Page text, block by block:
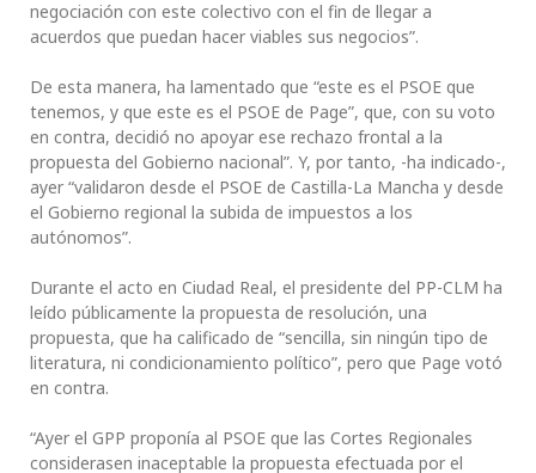
negociación con este colectivo con el fin de llegar a
acuerdos que puedan hacer viables sus negocios”.
De esta manera, ha lamentado que “este es el PSOE que
tenemos, y que este es el PSOE de Page”, que, con su voto
en contra, decidió no apoyar ese rechazo frontal a la
propuesta del Gobierno nacional”. Y, por tanto, -ha indicado-,
ayer “validaron desde el PSOE de Castilla-La Mancha y desde
el Gobierno regional la subida de impuestos a los
autónomos”.
Durante el acto en Ciudad Real, el presidente del PP-CLM ha
leído públicamente la propuesta de resolución, una
propuesta, que ha calificado de “sencilla, sin ningún tipo de
literatura, ni condicionamiento político”, pero que Page votó
en contra.
“Ayer el GPP proponía al PSOE que las Cortes Regionales
considerasen inaceptable la propuesta efectuada por el